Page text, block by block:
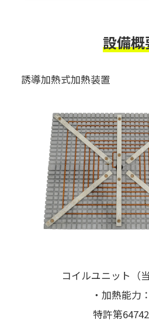
設備概
誘導加熱式加熱装置
コイルユニット（
・加熱能力
特許第